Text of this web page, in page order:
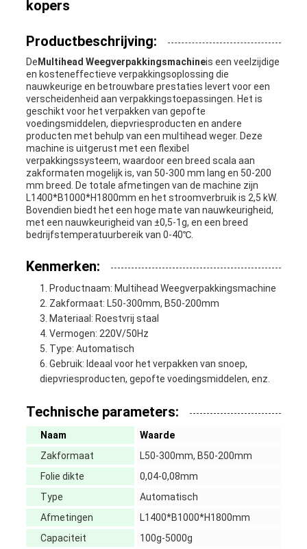
kopers
Productbeschrijving:
De Multihead Weegverpakkingsmachineis een veelzijdige
en kosteneffectieve verpakkingsoplossing die
nauwkeurige en betrouwbare prestaties levert voor een
verscheidenheid aan verpakkingstoepassingen. Het is
geschikt voor het verpakken van gepofte
voedingsmiddelen, diepvriesproducten en andere
producten met behulp van een multihead weger. Deze
machine is uitgerust met een flexibel
verpakkingssysteem, waardoor een breed scala aan
zakformaten mogelijk is, van 50-300 mm lang en 50-200
mm breed. De totale afmetingen van de machine zijn
L1400*B1000*H1800mm en het stroomverbruik is 2,5 kW.
Bovendien biedt het een hoge mate van nauwkeurigheid,
met een nauwkeurigheid van ±0,5-1g, en een breed
bedrijfstemperatuurbereik van 0-40℃.
Kenmerken:
Productnaam: Multihead Weegverpakkingsmachine
Zakformaat: L50-300mm, B50-200mm
Materiaal: Roestvrij staal
Vermogen: 220V/50Hz
Type: Automatisch
Gebruik: Ideaal voor het verpakken van snoep,
diepvriesproducten, gepofte voedingsmiddelen, enz.
Technische parameters:
Naam
Waarde
Zakformaat
L50-300mm, B50-200mm
Folie dikte
0,04-0,08mm
Type
Automatisch
Afmetingen
L1400*B1000*H1800mm
Capaciteit
100g-5000g